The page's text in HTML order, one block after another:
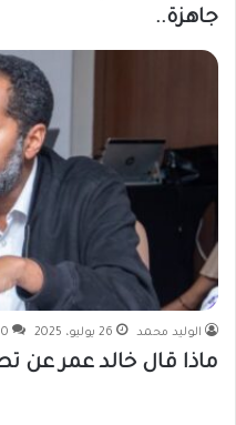
جاهزة..
الوليد محمد 26 يوليو، 2025 0
ماذا قال خالد عمر عن